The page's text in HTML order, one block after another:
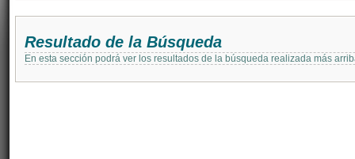
Resultado de la Búsqueda
En esta sección podrá ver los resultados de la búsqueda realizada más